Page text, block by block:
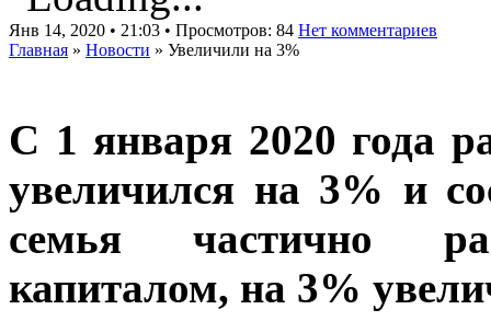
Янв 14, 2020 • 21:03 • Просмотров: 84 Нет комментариев
Главная » Новости » Увеличили на 3%
С 1 января 2020 года
увеличился на 3% и
семья частично
капиталом, на 3%